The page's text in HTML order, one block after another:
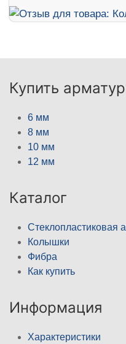
Купить
6 мм
8 мм
10 мм
12 мм
Каталог
Стеклопластиковая
Колышки
Фибра
Как купить
Информация
Характеристики